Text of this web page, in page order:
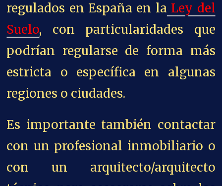
regulados en España en la Ley del
Suelo, con particularidades que
podrían regularse de forma más
estricta o específica en algunas
regiones o ciudades.
Es importante también contactar
con un profesional inmobiliario o
con un arquitecto/arquitecto